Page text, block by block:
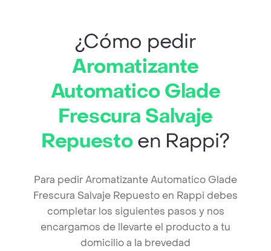
¿Cómo pedir
Aromatizante
Automatico Glade
Frescura Salvaje
Repuestoen Rappi?
Para pedir Aromatizante Automatico Glade
Frescura Salvaje Repuesto en Rappi debes
completar los siguientes pasos y nos
encargamos de llevarte el producto a tu
domicilio a la brevedad